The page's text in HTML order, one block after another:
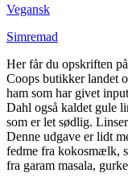
Vegansk
Simremad
Her får du opskriften
Coops butikker landet
ham som har givet
Dahl også kaldet gule
som er let sødlig.
Denne udgave er lidt
fedme fra kokosmælk,
fra garam masala,